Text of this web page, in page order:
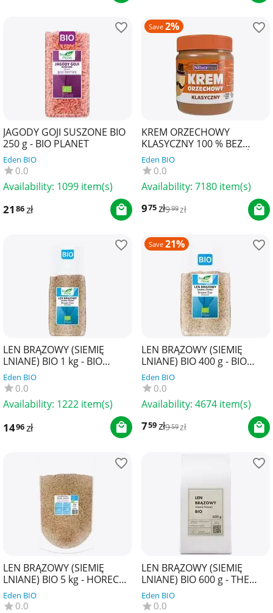
JAGODY GOJI SUSZONE BIO
250 g - BIO PLANET
Eden BIO
0.0
Availability: 1099 item(s)
21 86zł
Save 2%
KREM ORZECHOWY
KLASYCZNY 100 % BEZ
DODATKU SOLI I CUKRÓW
340 g - NATURAVENA
Eden BIO
0.0
Availability: 7180 item(s)
975zł999zł
LEN BRĄZOWY (SIEMIĘ
LNIANE) BIO 1 kg - BIO
PLANET
Eden BIO
0.0
Availability: 1222 item(s)
1496zł
Save 21%
LEN BRĄZOWY (SIEMIĘ
LNIANE) BIO 400 g - BIO
PLANET
Eden BIO
0.0
Availability: 4674 item(s)
759zł959zł
LEN BRĄZOWY (SIEMIĘ
LNIANE) BIO 5 kg - HORECA
(BIO PLANET)
Eden BIO
0.0
LEN BRĄZOWY (SIEMIĘ
LNIANE) BIO 600 g - THE
PLANET
Eden BIO
0.0